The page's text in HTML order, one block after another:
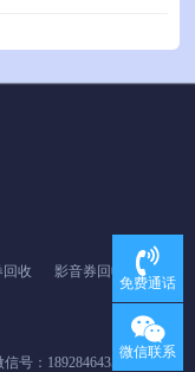
回收
影音券回收
信号：18928464350
免费通话
微信联系